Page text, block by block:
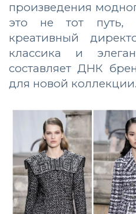
произведения
это не тот путь,
креативный
классика и
составляет ДНК
для новой коллекции.